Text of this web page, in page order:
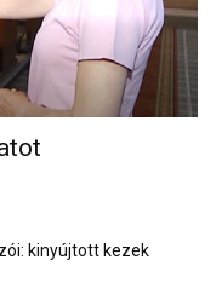
kinyújtott kezek